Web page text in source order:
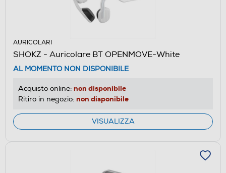
AURICOLARI
SHOKZ - Auricolare BT OPENMOVE-White
AL MOMENTO NON DISPONIBILE
Acquisto online: non disponibile
Ritiro in negozio: non disponibile
VISUALIZZA